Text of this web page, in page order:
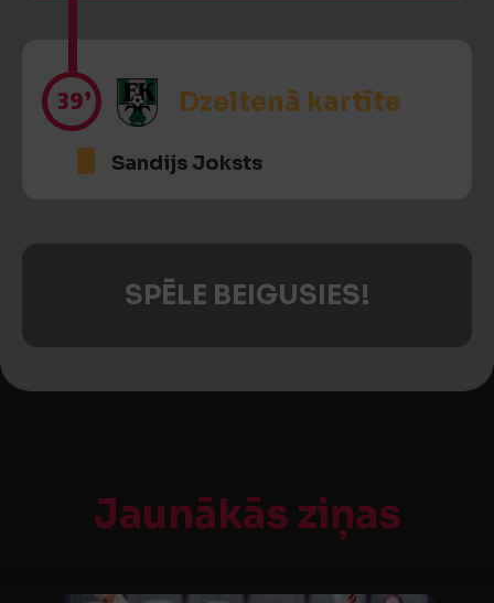
39’ Dzeltenā kartīte
Sandijs Joksts
SPĒLE BEIGUSIES!
Jaunākās ziņas